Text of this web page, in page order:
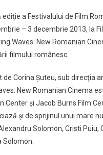
a Festivalului de Film
– 3 decembrie 2013, la
Waves: New Romanian
filmului românesc.
de Corina Şuteu, sub direcţia
New Romanian Cinema
Center şi Jacob Burns Film
şi de sprijinul unui mare
Solomon, Cristi
Solomon.